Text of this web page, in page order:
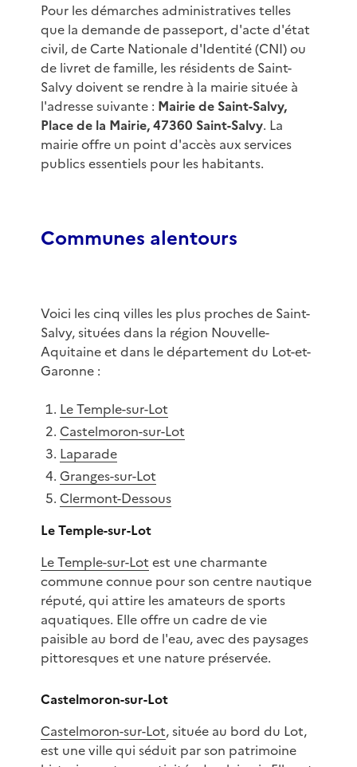
Pour les démarches administratives telles
que la demande de passeport, d'acte d'état
civil, de Carte Nationale d'Identité (CNI) ou
de livret de famille, les résidents de Saint-
Salvy doivent se rendre à la mairie située à
l'adresse suivante : Mairie de Saint-Salvy,
Place de la Mairie, 47360 Saint-Salvy. La
mairie offre un point d'accès aux services
publics essentiels pour les habitants.
Communes alentours
Voici les cinq villes les plus proches de Saint-
Salvy, situées dans la région Nouvelle-
Aquitaine et dans le département du Lot-et-
Garonne :
Le Temple-sur-Lot
Castelmoron-sur-Lot
Laparade
Granges-sur-Lot
Clermont-Dessous
Le Temple-sur-Lot
Le Temple-sur-Lot est une charmante
commune connue pour son centre nautique
réputé, qui attire les amateurs de sports
aquatiques. Elle offre un cadre de vie
paisible au bord de l'eau, avec des paysages
pittoresques et une nature préservée.
Castelmoron-sur-Lot
Castelmoron-sur-Lot, située au bord du Lot,
est une ville qui séduit par son patrimoine